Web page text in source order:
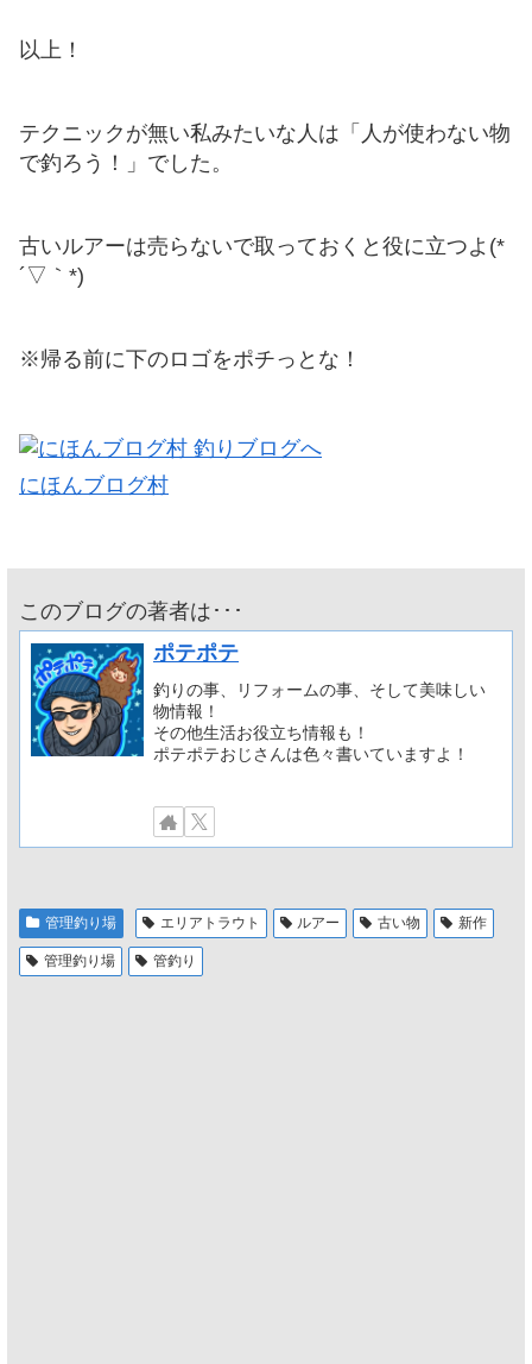
以上！
テクニックが無い私みたいな人は「人が使わない物
で釣ろう！」でした。
古いルアーは売らないで取っておくと役に立つよ(*
´▽｀*)
※帰る前に下のロゴをポチっとな！
にほんブログ村
このブログの著者は･･･
ポテポテ
釣りの事、リフォームの事、そして美味しい
物情報！
その他生活お役立ち情報も！
ポテポテおじさんは色々書いていますよ！
管理釣り場 エリアトラウト ルアー 古い物 新作
管理釣り場 管釣り